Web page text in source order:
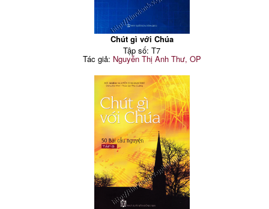
Chút gì với Chúa
Tập số: T7
Tác giả: Nguyễn Thị Anh Thư, OP